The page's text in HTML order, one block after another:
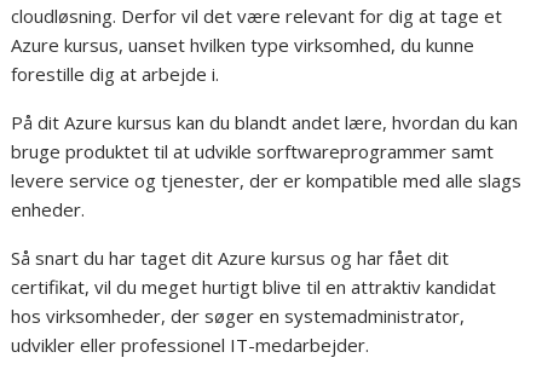
cloudløsning. Derfor vil det være relevant for dig at tage et
Azure kursus, uanset hvilken type virksomhed, du kunne
forestille dig at arbejde i.
På dit Azure kursus kan du blandt andet lære, hvordan du kan
bruge produktet til at udvikle sorftwareprogrammer samt
levere service og tjenester, der er kompatible med alle slags
enheder.
Så snart du har taget dit Azure kursus og har fået dit
certifikat, vil du meget hurtigt blive til en attraktiv kandidat
hos virksomheder, der søger en systemadministrator,
udvikler eller professionel IT-medarbejder.